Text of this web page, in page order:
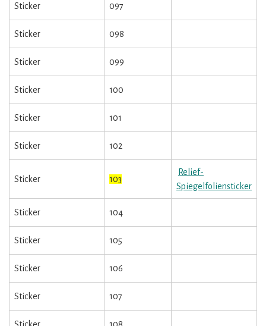
Sticker 097
Sticker 098
Sticker 099
Sticker 100
Sticker 101
Sticker 102
Sticker 103
Relief-
Spiegelfoliensticker
Sticker 104
Sticker 105
Sticker 106
Sticker 107
Sticker 108